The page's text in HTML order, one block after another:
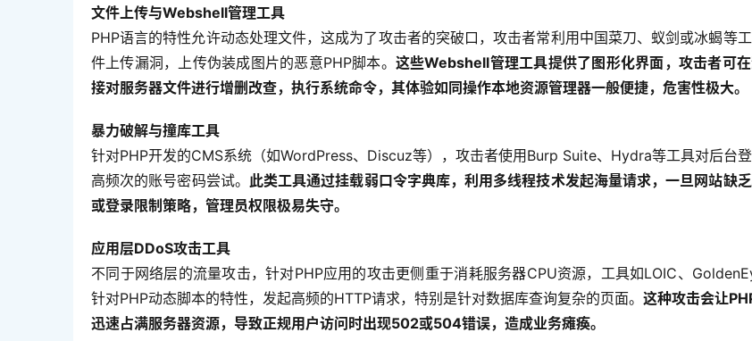
文件上传与Webshell管理工具
PHP语言的特性允许动态处理文件，这成为了攻击者的突破口，攻击者常利用中国菜刀、蚁剑或冰蝎等
件上传漏洞，上传伪装成图片的恶意PHP脚本。 这些Webshell管理工具提供了图形化界面，攻击者可
接对服务器文件进行增删改查，执行系统命令，其体验如同操作本地资源管理器一般便捷，危害性极大。
暴力破解与撞库工具
针对PHP开发的CMS系统（如WordPress、Discuz等），攻击者使用Burp Suite、Hydra等工具对后台
高频次的账号密码尝试。 此类工具通过挂载弱口令字典库，利用多线程技术发起海量请求，一旦网站缺
或登录限制策略，管理员权限极易失守。
应用层DDoS攻击工具
不同于网络层的流量攻击，针对PHP应用的攻击更侧重于消耗服务器CPU资源，工具如LOIC、
针对PHP动态脚本的特性，发起高频的HTTP请求，特别是针对数据库查询复杂的页面。 这种攻击会让
迅速占满服务器资源，导致正规用户访问时出现502或504错误，造成业务瘫痪。